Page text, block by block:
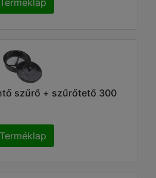
szűrő + szűrőtető 300
Terméklap